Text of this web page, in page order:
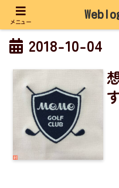
2018-10-04
メニュー